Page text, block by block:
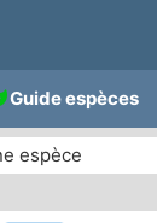
Guide espèces